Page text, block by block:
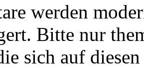
werden
Bitte nur
sich auf